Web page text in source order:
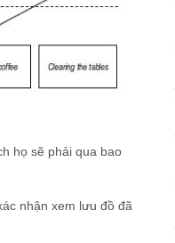
họ sẽ phải qua bao
nhận xem lưu đồ đã